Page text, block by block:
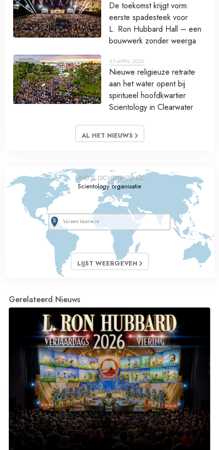
De toekomst krijgt vorm:
eerste spadesteek voor
L. Ron Hubbard Hall – een
bouwwerk zonder weerga
25 APRIL 2026
Nieuwe religieuze retraite
aan het water opent bij
spiritueel hoofdkwartier
Scientology in Clearwater
AL HET NIEUWS
VIND JE DICHTSTBIJZIJNDE
Scientology organisatie
LIJST WEERGEVEN
Gerelateerd Nieuws